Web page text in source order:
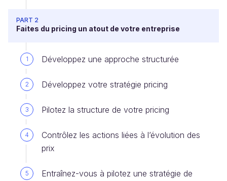
PART 2
Faites du pricing un atout de votre entreprise
1 Développez une approche structurée
2 Développez votre stratégie pricing
3 Pilotez la structure de votre pricing
4
Contrôlez les actions liées à l’évolution des
prix
5
Entraînez-vous à pilotez une stratégie de